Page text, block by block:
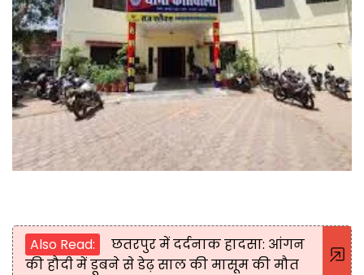
Also Read:
छतरपुर में दर्दनाक हादसा: आंगन
की हौदी में डूबने से डेढ़ साल की मासूम की मौत